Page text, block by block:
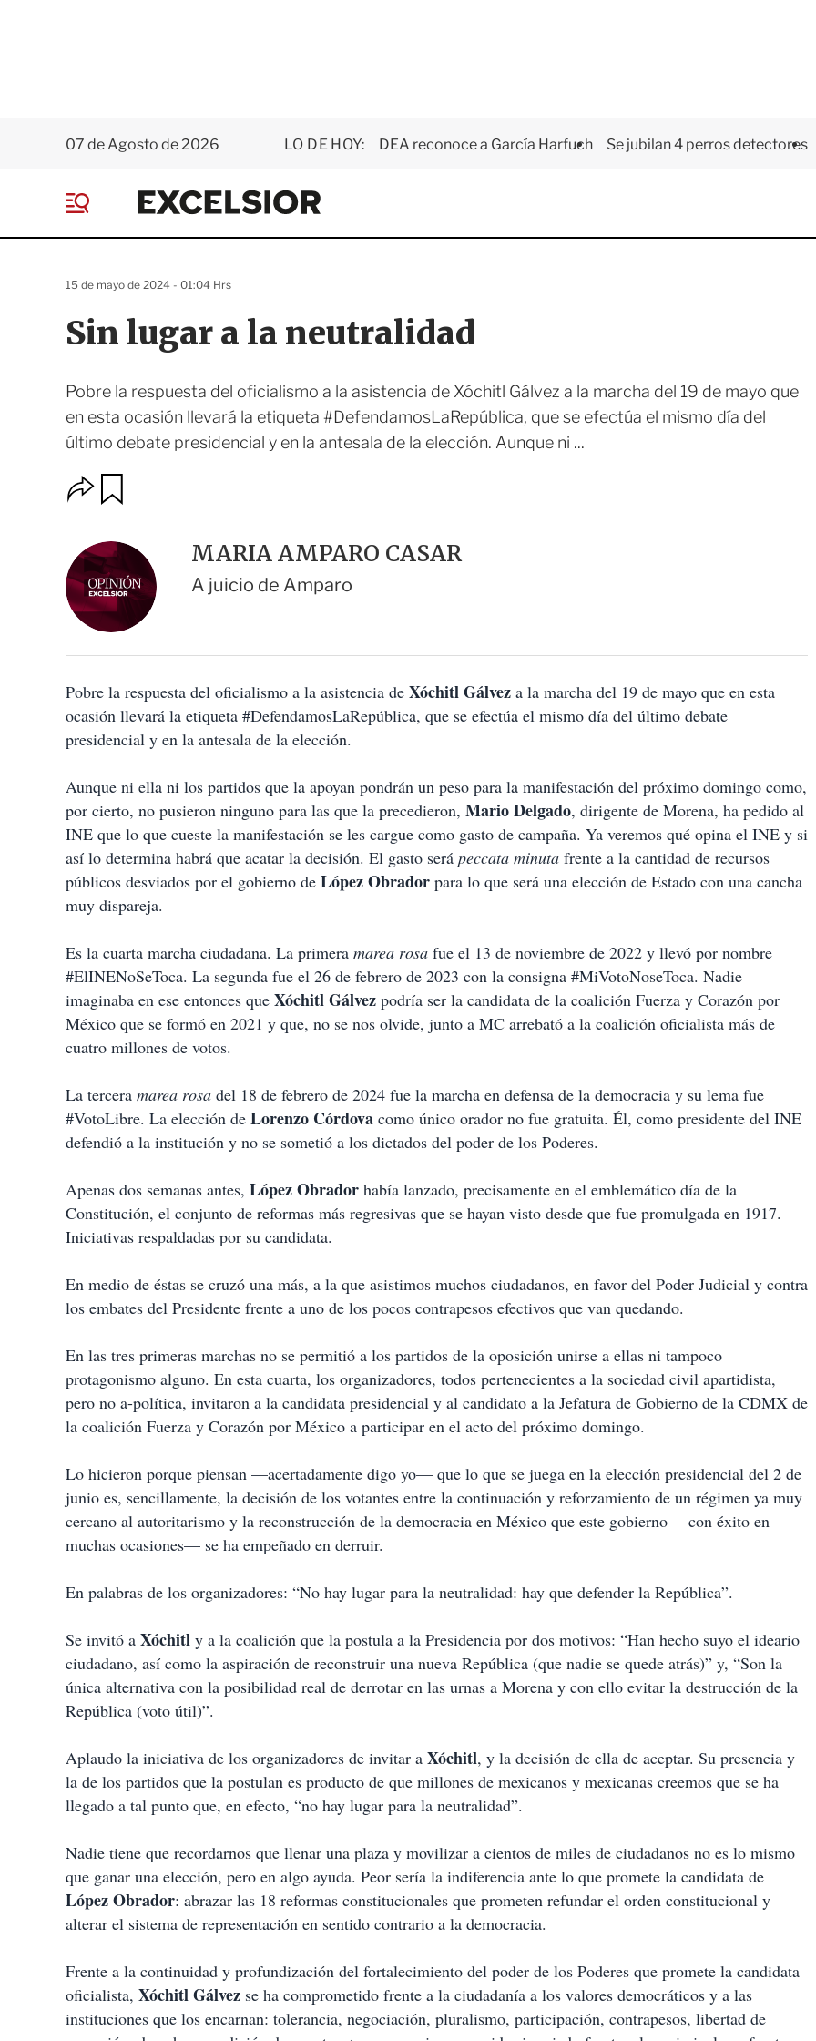
07 de Agosto de 2026 LO DE HOY: DEA reconoce a García Harfuch Se jubilan 4 perros detectores
E
x
e
r
e
Sin lugar a la neutralidad
Pobre la respuesta del oficialismo a la asistencia de Xóchitl Gálvez a la marcha del 19 de mayo que
en esta ocasión llevará la etiqueta #DefendamosLaRepública, que se efectúa el mismo día del
último debate presidencial y en la antesala de la elección. Aunque ni ...
15 de mayo de 2024 - 01:04 Hrs
O
p
o
n
e
s
e
c
m
p
a
r
r
d
r
MARIA AMPARO CASAR
A juicio de Amparo
Pobre la respuesta del oficialismo a la asistencia de Xóchitl Gálvez a la marcha del 19 de mayo que en esta
ocasión llevará la etiqueta #DefendamosLaRepública, que se efectúa el mismo día del último debate
presidencial y en la antesala de la elección.
Aunque ni ella ni los partidos que la apoyan pondrán un peso para la manifestación del próximo domingo como,
por cierto, no pusieron ninguno para las que la precedieron, Mario Delgado, dirigente de Morena, ha pedido al
INE que lo que cueste la manifestación se les cargue como gasto de campaña. Ya veremos qué opina el INE y si
así lo determina habrá que acatar la decisión. El gasto será peccata minuta frente a la cantidad de recursos
públicos desviados por el gobierno de López Obrador para lo que será una elección de Estado con una cancha
muy dispareja.
Es la cuarta marcha ciudadana. La primera marea rosa fue el 13 de noviembre de 2022 y llevó por nombre
#ElINENoSeToca. La segunda fue el 26 de febrero de 2023 con la consigna #MiVotoNoseToca. Nadie
imaginaba en ese entonces que Xóchitl Gálvez podría ser la candidata de la coalición Fuerza y Corazón por
México que se formó en 2021 y que, no se nos olvide, junto a MC arrebató a la coalición oficialista más de
cuatro millones de votos.
La tercera marea rosa del 18 de febrero de 2024 fue la marcha en defensa de la democracia y su lema fue
#VotoLibre. La elección de Lorenzo Córdova como único orador no fue gratuita. Él, como presidente del INE
defendió a la institución y no se sometió a los dictados del poder de los Poderes.
Apenas dos semanas antes, López Obrador había lanzado, precisamente en el emblemático día de la
Constitución, el conjunto de reformas más regresivas que se hayan visto desde que fue promulgada en 1917.
Iniciativas respaldadas por su candidata.
En medio de éstas se cruzó una más, a la que asistimos muchos ciudadanos, en favor del Poder Judicial y contra
los embates del Presidente frente a uno de los pocos contrapesos efectivos que van quedando.
En las tres primeras marchas no se permitió a los partidos de la oposición unirse a ellas ni tampoco
protagonismo alguno. En esta cuarta, los organizadores, todos pertenecientes a la sociedad civil apartidista,
pero no a-política, invitaron a la candidata presidencial y al candidato a la Jefatura de Gobierno de la CDMX de
la coalición Fuerza y Corazón por México a participar en el acto del próximo domingo.
Lo hicieron porque piensan —acertadamente digo yo— que lo que se juega en la elección presidencial del 2 de
junio es, sencillamente, la decisión de los votantes entre la continuación y reforzamiento de un régimen ya muy
cercano al autoritarismo y la reconstrucción de la democracia en México que este gobierno —con éxito en
muchas ocasiones— se ha empeñado en derruir.
En palabras de los organizadores: “No hay lugar para la neutralidad: hay que defender la República”.
Se invitó a Xóchitl y a la coalición que la postula a la Presidencia por dos motivos: “Han hecho suyo el ideario
ciudadano, así como la aspiración de reconstruir una nueva República (que nadie se quede atrás)” y, “Son la
única alternativa con la posibilidad real de derrotar en las urnas a Morena y con ello evitar la destrucción de la
República (voto útil)”.
Aplaudo la iniciativa de los organizadores de invitar a Xóchitl, y la decisión de ella de aceptar. Su presencia y
la de los partidos que la postulan es producto de que millones de mexicanos y mexicanas creemos que se ha
llegado a tal punto que, en efecto, “no hay lugar para la neutralidad”.
Nadie tiene que recordarnos que llenar una plaza y movilizar a cientos de miles de ciudadanos no es lo mismo
que ganar una elección, pero en algo ayuda. Peor sería la indiferencia ante lo que promete la candidata de
López Obrador: abrazar las 18 reformas constitucionales que prometen refundar el orden constitucional y
alterar el sistema de representación en sentido contrario a la democracia.
Frente a la continuidad y profundización del fortalecimiento del poder de los Poderes que promete la candidata
oficialista, Xóchitl Gálvez se ha comprometido frente a la ciudadanía a los valores democráticos y a las
instituciones que los encarnan: tolerancia, negociación, pluralismo, participación, contrapesos, libertad de